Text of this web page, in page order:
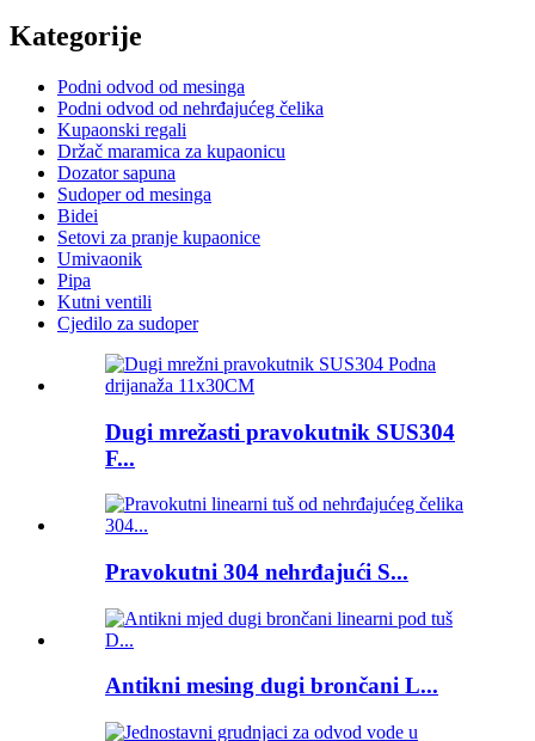
Kategorije
Podni odvod od mesinga
Podni odvod od nehrđajućeg čelika
Kupaonski regali
Držač maramica za kupaonicu
Dozator sapuna
Sudoper od mesinga
Bidei
Setovi za pranje kupaonice
Umivaonik
Pipa
Kutni ventili
Cjedilo za sudoper
Dugi mrežasti pravokutnik SUS304
F...
Pravokutni 304 nehrđajući S...
Antikni mesing dugi brončani L...